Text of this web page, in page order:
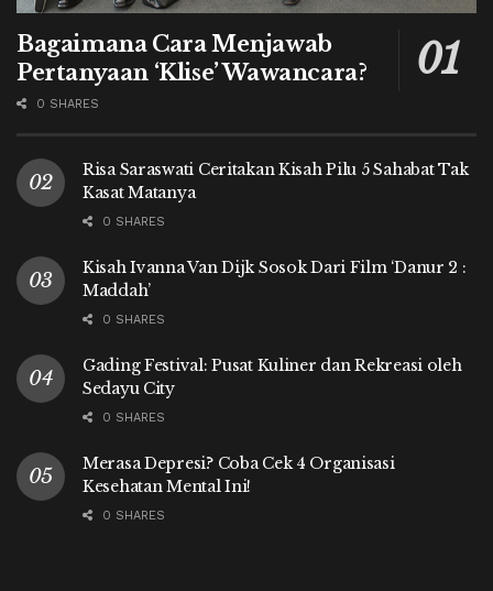
Bagaimana Cara Menjawab
Pertanyaan ‘Klise’ Wawancara?
0 SHARES
Risa Saraswati Ceritakan Kisah Pilu 5 Sahabat Tak
Kasat Matanya
0 SHARES
Kisah Ivanna Van Dijk Sosok Dari Film ‘Danur 2 :
Maddah’
0 SHARES
Gading Festival: Pusat Kuliner dan Rekreasi oleh
Sedayu City
0 SHARES
Merasa Depresi? Coba Cek 4 Organisasi
Kesehatan Mental Ini!
0 SHARES